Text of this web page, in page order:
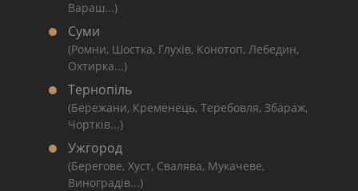
Вараш...)
Суми
(Ромни, Шостка, Глухів, Конотоп, Лебедин,
Охтирка...)
Тернопіль
(Бережани, Кременець, Теребовля, Збараж,
Чортків...)
Ужгород
(Берегове, Хуст, Свалява, Мукачеве,
Виноградів...)